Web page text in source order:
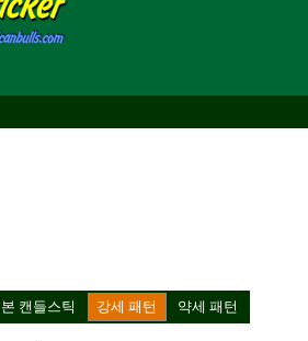
캔들스틱 강세 패턴 약세 패턴